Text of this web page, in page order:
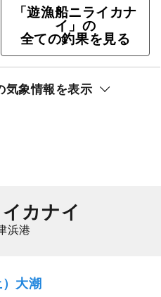
ト還元
「遊漁船ニライカナ
イ」の
全ての釣果を見る
気象情報を表示
カナイ
浜港
大潮